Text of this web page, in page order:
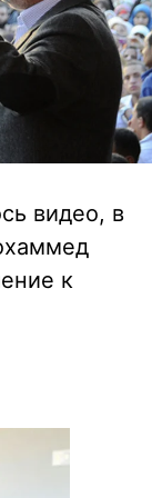
видео, в
к